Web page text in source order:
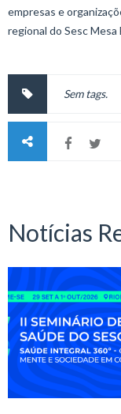
empresas e
regional do Sesc Mesa
Sem tags.
Notícias